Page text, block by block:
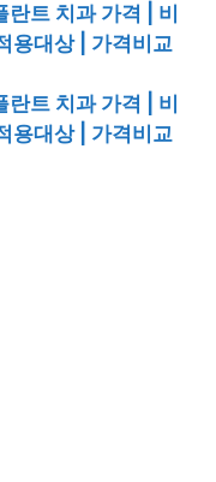
트 치과 가격 | 비
용대상 | 가격비교
트 치과 가격 | 비
용대상 | 가격비교